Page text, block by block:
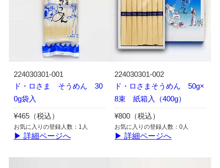
224030301-001
ド・ロさま そうめん 30
0g袋入
¥465（税込）
お気に入りの登録人数：1人
▶ 詳細ページへ
224030301-002
ド・ロさまそうめん 50g×
8束 紙箱入（400g）
¥800（税込）
お気に入りの登録人数：0人
▶ 詳細ページへ